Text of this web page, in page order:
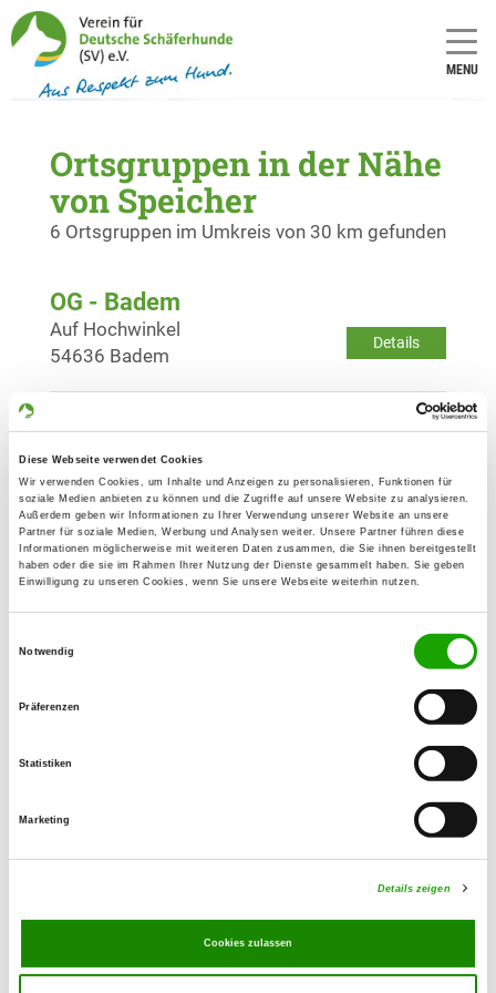
Diese Webseite verwendet Cookies
Wir verwenden Cookies, um Inhalte und Anzeigen zu personalisieren, Funktionen für
soziale Medien anbieten zu können und die Zugriffe auf unsere Website zu analysieren.
Außerdem geben wir Informationen zu Ihrer Verwendung unserer Website an unsere
Partner für soziale Medien, Werbung und Analysen weiter. Unsere Partner führen diese
Informationen möglicherweise mit weiteren Daten zusammen, die Sie ihnen bereitgestellt
haben oder die sie im Rahmen Ihrer Nutzung der Dienste gesammelt haben. Sie geben
Einwilligung zu unseren Cookies, wenn Sie unsere Webseite weiterhin nutzen.
Notwendig
Präferenzen
Statistiken
Marketing
Details zeigen
Cookies zulassen
MENU
Ortsgruppen in der Nähe
von Speicher
6 Ortsgruppen im Umkreis von 30 km gefunden
OG - Badem
Details
Auf Hochwinkel
54636 Badem
OG - Bollendorf
Am Pölsenhof
54669 Bollendorf
OG - Piesport e.V.
Auf Zimmert
Details
Kalkstraße
Kolonnenweg
54296 Trier
OG - Wittlich Bez. Trier
Details
54516 Wittlich